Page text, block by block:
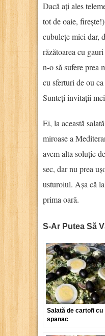
Dacă ați ales
tot de oaie,
cubulețe mici dar,
răzătoarea cu
n-o să sufere prea
cu sferturi de ou
Sunteți invitații
Ei, la această
miroase a
avem alta soluție
sec, dar nu prea
usturoiul. Așa că
prima oară.
S-Ar Putea Să
Salată de cartofi cu
spanac